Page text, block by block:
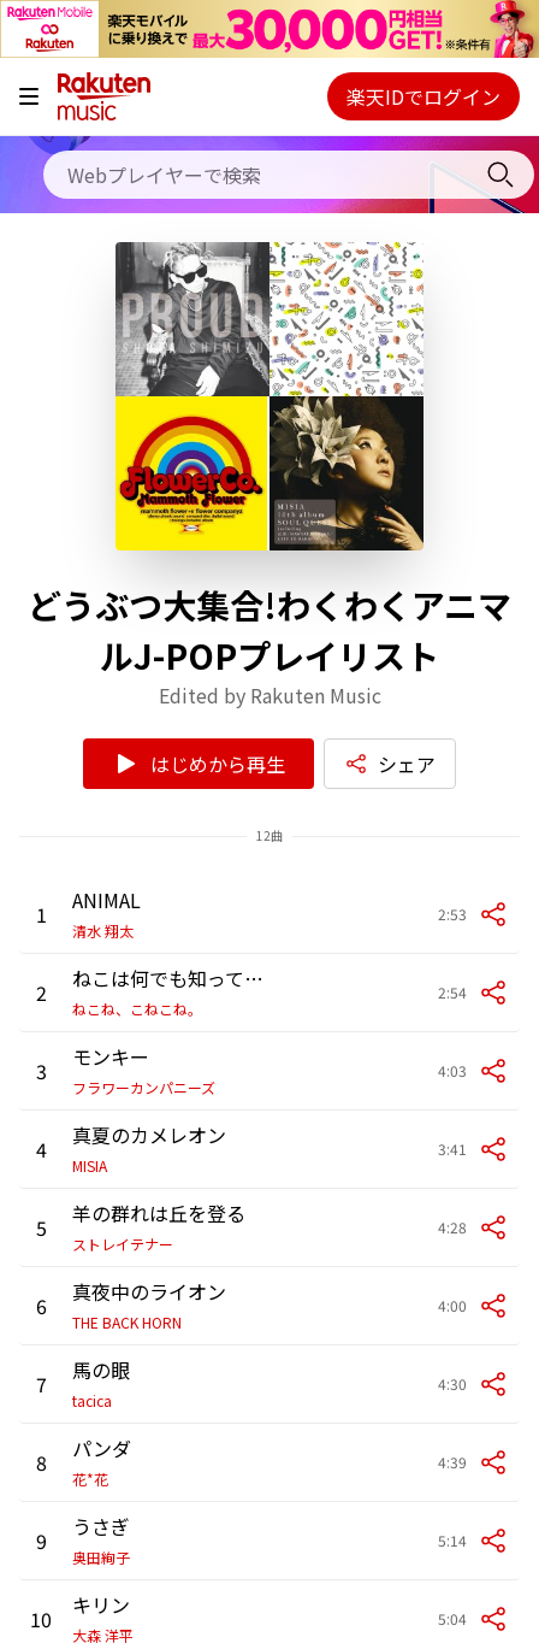
キャンペーン
料金プラン
使い方
初回30日間無料お試し
Webプレイヤー
ご契約内容の確認・変更
楽天IDでログイン
どうぶつ大集合!わくわくアニマ
ルJ-POPプレイリスト
Edited by Rakuten Music
はじめから再生 シェア
12曲
1 ANIMAL
清水 翔太
2:53
2 ねこは何でも知っている
ねこね、こねこね。
2:54
3 モンキー
フラワーカンパニーズ
4:03
4 真夏のカメレオン
MISIA
3:41
5 羊の群れは丘を登る
ストレイテナー
4:28
6 真夜中のライオン
THE BACK HORN
4:00
7 馬の眼
tacica
4:30
8 パンダ
花*花
4:39
9 うさぎ
奥田絢子
5:14
10 キリン
大森 洋平
5:04